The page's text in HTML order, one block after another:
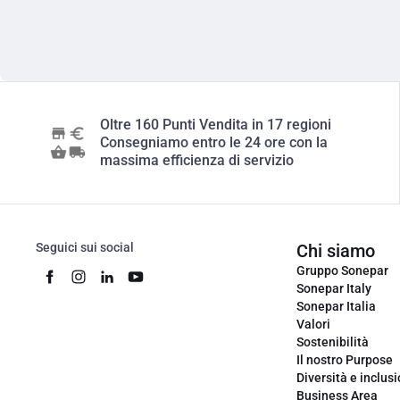
Oltre 160 Punti Vendita in 17 regioni
Consegniamo entro le 24 ore con la
massima efficienza di servizio
Seguici sui social Chi siamo
Gruppo Sonepar
Sonepar Italy
Sonepar Italia
Valori
Sostenibilità
Il nostro Purpose
Diversità e
Business Area